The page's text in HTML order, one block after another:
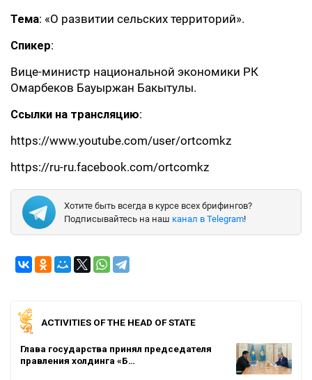
Тема: «О развитии сельских территорий».
Спикер:
Вице-министр национальной экономики РК
Омарбеков Бауыржан Бакытулы.
Ссылки на трансляцию:
https://www.youtube.com/user/ortcomkz
https://ru-ru.facebook.com/ortcomkz
Хотите быть всегда в курсе всех брифингов?
Подписывайтесь на наш канал в Telegram!
ACTIVITIES OF THE HEAD OF STATE
Глава государства принял председателя
правления холдинга «Б…